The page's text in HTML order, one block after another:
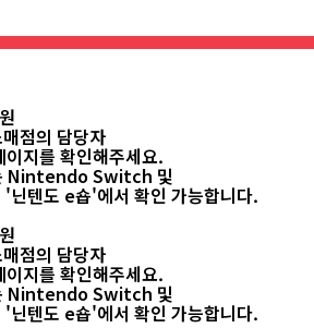
원
점의 담당자
지를 확인해주세요.
Nintendo Switch 및
텐도 e숍'에서 확인 가능합니다.
원
점의 담당자
지를 확인해주세요.
Nintendo Switch 및
텐도 e숍'에서 확인 가능합니다.